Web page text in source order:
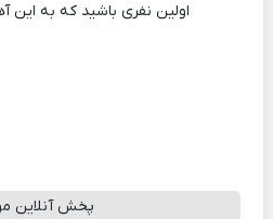
اولین نفری باشید که به این
پخش آنلاین